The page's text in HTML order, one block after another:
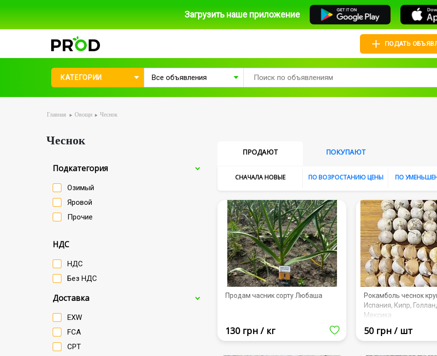
Загрузить наше приложение
ПОДАТЬ
КАТЕГОРИИ
Главная Овощи Чеснок
Чеснок
Подкатегория
Озимый
Яровой
Прочие
НДС
НДС
Без НДС
Доставка
EXW
FCA
CPT
ПРОДАЮТ ПОКУПАЮТ
CНАЧАЛА НОВЫЕ ПО ВОЗРОСТАНИЮ ЦЕНЫ ПО
Продам часник сорту Любаша
130 грн / кг
Рокамболь чеснок
Испания, Кипр,
Мексика
50 грн / шт